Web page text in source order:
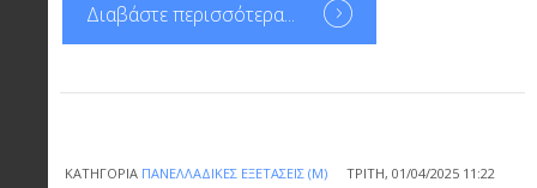
Διαβάστε περισσότερα...
ΚΑΤΗΓΟΡΊΑ ΠΑΝΕΛΛΑΔΙΚΈΣ ΕΞΕΤΆΣΕΙΣ (Μ) ΤΡΊΤΗ, 01/04/2025 11:22